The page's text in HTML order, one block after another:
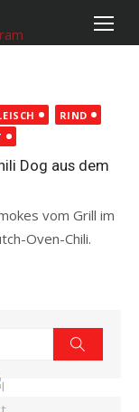
RIND
Dog aus dem
vom Grill im
Oven-Chili.